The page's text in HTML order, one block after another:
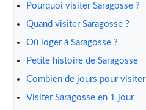
Pourquoi visiter Saragosse ?
Quand visiter Saragosse ?
Où loger à Saragosse ?
Petite histoire de Saragosse
Combien de jours pour visiter
Visiter Saragosse en 1 jour